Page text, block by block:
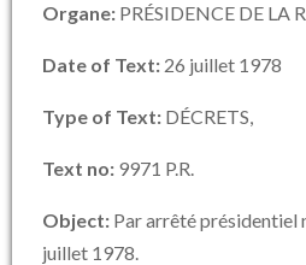
Organe: PRÉSIDENCE DE LA
Date of Text: 26 juillet 1978
Type of Text: DÉCRETS,
Text no: 9971 P.R.
Object: Par arrêté présidentiel
juillet 1978.